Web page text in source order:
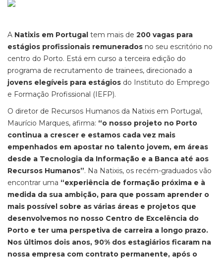
A Natixis em Portugal tem mais de 200 vagas para
estágios profissionais remunerados no seu escritório no
centro do Porto. Está em curso a terceira edição do
programa de recrutamento de trainees, direcionado a
jovens elegíveis para estágios do Instituto do Emprego
e Formação Profissional (IEFP).
O diretor de Recursos Humanos da Natixis em Portugal,
Maurício Marques, afirma: “o nosso projeto no Porto
continua a crescer e estamos cada vez mais
empenhados em apostar no talento jovem, em áreas
desde a Tecnologia da Informação e a Banca até aos
Recursos Humanos”. Na Natixis, os recém-graduados vão
encontrar uma “experiência de formação próxima e à
medida da sua ambição, para que possam aprender o
mais possível sobre as várias áreas e projetos que
desenvolvemos no nosso Centro de Excelência do
Porto e ter uma perspetiva de carreira a longo prazo.
Nos últimos dois anos, 90% dos estagiários ficaram na
nossa empresa com contrato permanente, após o